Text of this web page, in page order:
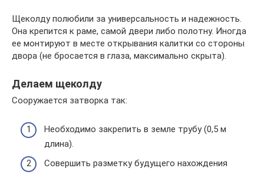
Щеколду полюбили за универсальность и надежность.
Она крепится к раме, самой двери либо полотну. Иногда
ее монтируют в месте открывания калитки со стороны
двора (не бросается в глаза, максимально скрыта).
Делаем щеколду
Сооружается затворка так:
Необходимо закрепить в земле трубу (0,5 м
длина).
Совершить разметку будущего нахождения